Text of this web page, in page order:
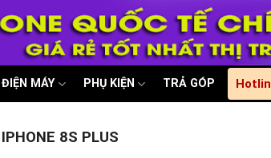
ĐIỆN MÁY PHỤ KIỆN TRẢ GÓP
8S PLUS